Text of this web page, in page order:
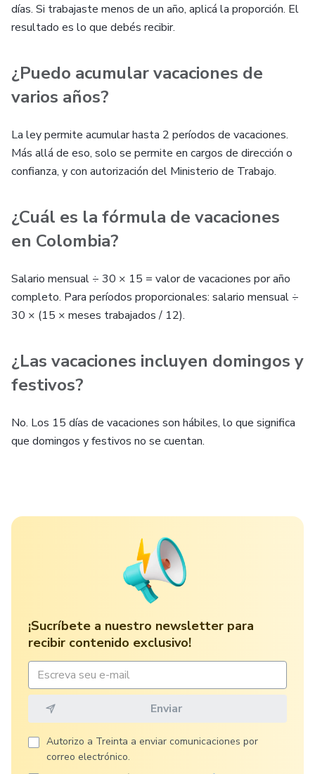
días. Si trabajaste menos de un año, aplicá la proporción. El
resultado es lo que debés recibir.
¿Puedo acumular vacaciones de
varios años?
La ley permite acumular hasta 2 períodos de vacaciones.
Más allá de eso, solo se permite en cargos de dirección o
confianza, y con autorización del Ministerio de Trabajo.
¿Cuál es la fórmula de vacaciones
en Colombia?
Salario mensual ÷ 30 × 15 = valor de vacaciones por año
completo. Para períodos proporcionales: salario mensual ÷
30 × (15 × meses trabajados / 12).
¿Las vacaciones incluyen domingos y
festivos?
No. Los 15 días de vacaciones son hábiles, lo que significa
que domingos y festivos no se cuentan.
¡Sucríbete a nuestro newsletter para
recibir contenido exclusivo!
Autorizo ​​a Treinta a enviar comunicaciones por
correo electrónico.